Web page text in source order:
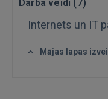
Darba veidi (7)
Internets un IT
Mājas lapas